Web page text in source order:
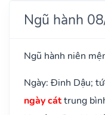
Ngũ hành
Ngũ hành niên
Ngày: Đinh Dậu;
ngày cáttrung